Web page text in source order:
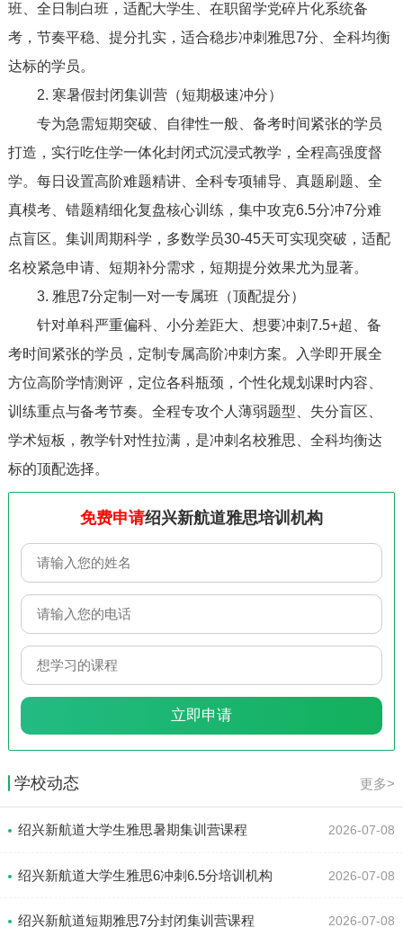
班、全日制白班，适配大学生、在职留学党碎片化系统备
考，节奏平稳、提分扎实，适合稳步冲刺雅思7分、全科均衡
达标的学员。
2. 寒暑假封闭集训营（短期极速冲分）
专为急需短期突破、自律性一般、备考时间紧张的学员
打造，实行吃住学一体化封闭式沉浸式教学，全程高强度督
学。每日设置高阶难题精讲、全科专项辅导、真题刷题、全
真模考、错题精细化复盘核心训练，集中攻克6.5分冲7分难
点盲区。集训周期科学，多数学员30-45天可实现突破，适配
名校紧急申请、短期补分需求，短期提分效果尤为显著。
3. 雅思7分定制一对一专属班（顶配提分）
针对单科严重偏科、小分差距大、想要冲刺7.5+超、备
考时间紧张的学员，定制专属高阶冲刺方案。入学即开展全
方位高阶学情测评，定位各科瓶颈，个性化规划课时内容、
训练重点与备考节奏。全程专攻个人薄弱题型、失分盲区、
学术短板，教学针对性拉满，是冲刺名校雅思、全科均衡达
标的顶配选择。
免费申请绍兴新航道雅思培训机构
学校动态 更多>
绍兴新航道大学生雅思暑期集训营课程 2026-07-08
绍兴新航道大学生雅思6冲刺6.5分培训机构 2026-07-08
绍兴新航道短期雅思7分封闭集训营课程 2026-07-08